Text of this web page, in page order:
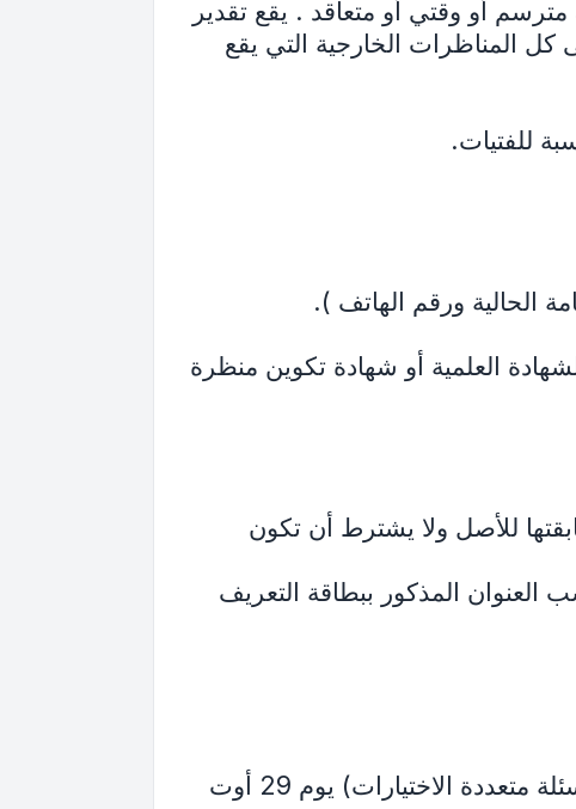
أو وقتي أو متعاقد . يقع تقدير
المناظرات الخارجية التي يقع
الحالية ورقم الهاتف ).
العلمية أو شهادة تكوين منظرة
للأصل ولا يشترط أن تكون
المذكور ببطاقة التعريف
- تجرى اختبارات جهوية كتابية معرفية باللغة العربية ( موضوع في الثقافة العامة + أسئلة متعددة الاختيارات) يوم 29 أوت